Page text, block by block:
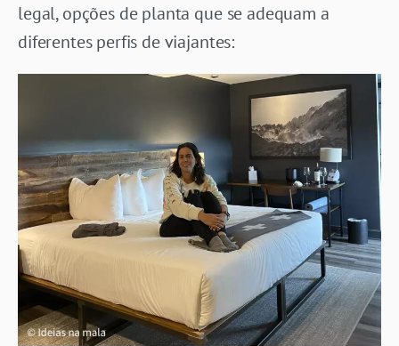
legal, opções de planta que se adequam a
diferentes perfis de viajantes: